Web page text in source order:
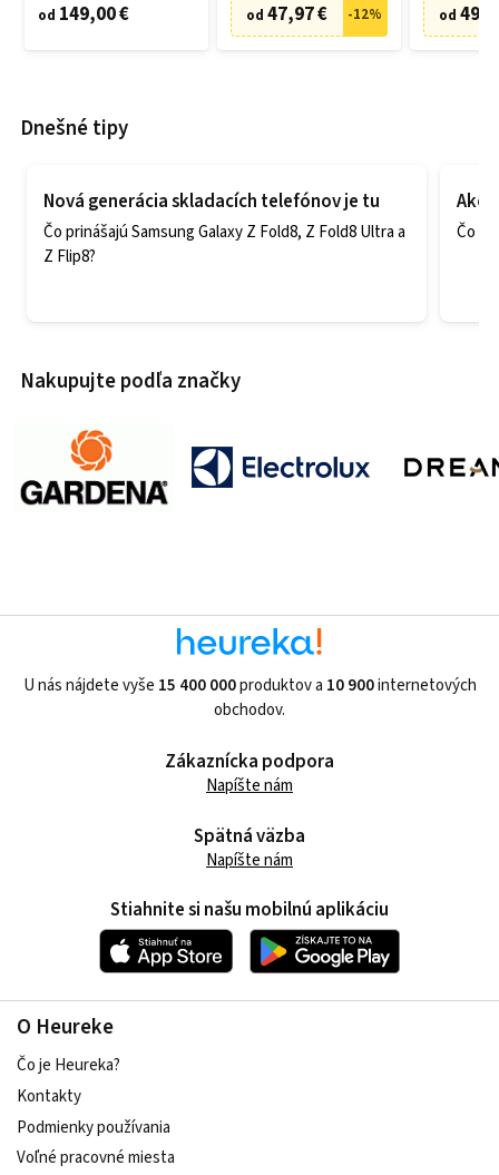
od 149,00 € od 47,97 € -12% od
Dnešné tipy
Nová generácia skladacích telefónov je tu
Čo prinášajú Samsung Galaxy Z Fold8, Z Fold8 Ultra a
Z Flip8?
Ako
Čo
Nakupujte podľa značky
U nás nájdete vyše 15 400 000produktov a 10 900internetových
obchodov.
O Heureke
Čo je Heureka?
Kontakty
Podmienky používania
Voľné pracovné miesta
Zákaznícka podpora
Napíšte nám
Spätná väzba
Napíšte nám
Stiahnite si našu mobilnú aplikáciu